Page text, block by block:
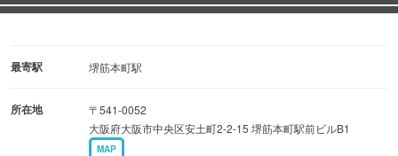
外）
ご予約はお早めに。
只今、個室の最少人数を8名様〜に緩和中。先着順のご案
内とさせていただきます。
最寄駅 堺筋本町駅
所在地
〒541-0052
大阪府大阪市中央区安土町2-2-15 堺筋本町駅前ビルB1
MAP